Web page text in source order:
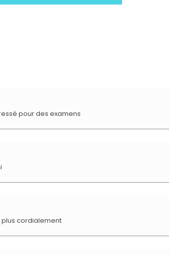
pour des examens
plus cordialement